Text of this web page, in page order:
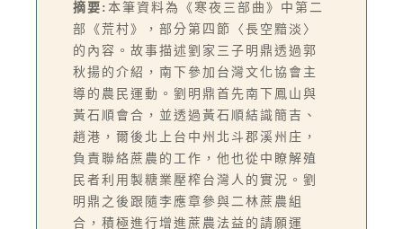
摘要: 本筆資料為《寒夜三部曲》中第二
部《荒村》，部分第四節〈長空黯淡〉
的內容。故事描述劉家三子明鼎透過郭
秋揚的介紹，南下參加台灣文化協會主
導的農民運動。劉明鼎首先南下鳳山與
黃石順會合，並透過黃石順結識簡吉、
趙港，爾後北上台中州北斗郡溪州庄，
負責聯絡蔗農的工作，他也從中瞭解殖
民者利用製糖業壓榨台灣人的實況。劉
明鼎之後跟隨李應章參與二林蔗農組
合，積極進行增進蔗農法益的請願運